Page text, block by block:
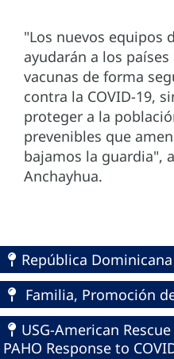
"Los nuevos equipos
ayudarán a los
vacunas de forma
contra la COVID-19,
proteger a la
prevenibles que
bajamos la guardia",
Anchayhua.
República Dominicana
Familia, Promoción
USG-American
PAHO Response to